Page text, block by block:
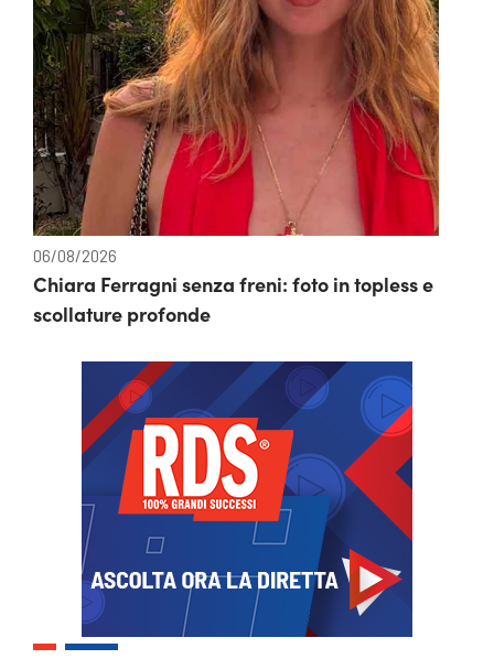
06/08/2026
Chiara Ferragni senza freni: foto in topless e
scollature profonde